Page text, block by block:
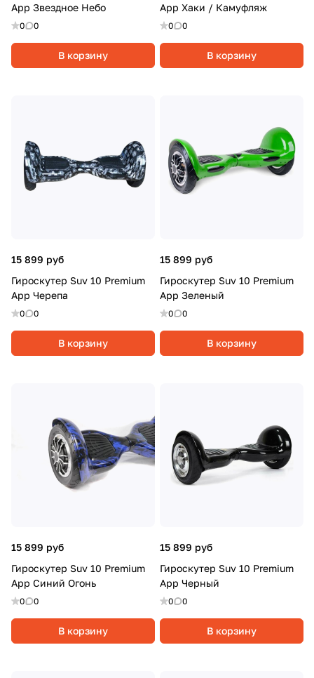
App Звездное Небо
0 0
В корзину
App Хаки / Камуфляж
0 0
В корзину
15 899 руб
Гироскутер Suv 10 Premium
App Черепа
0 0
В корзину
15 899 руб
Гироскутер Suv 10 Premium
App Зеленый
0 0
В корзину
15 899 руб
Гироскутер Suv 10 Premium
App Синий Огонь
0 0
В корзину
15 899 руб
Гироскутер Suv 10 Premium
App Черный
0 0
В корзину